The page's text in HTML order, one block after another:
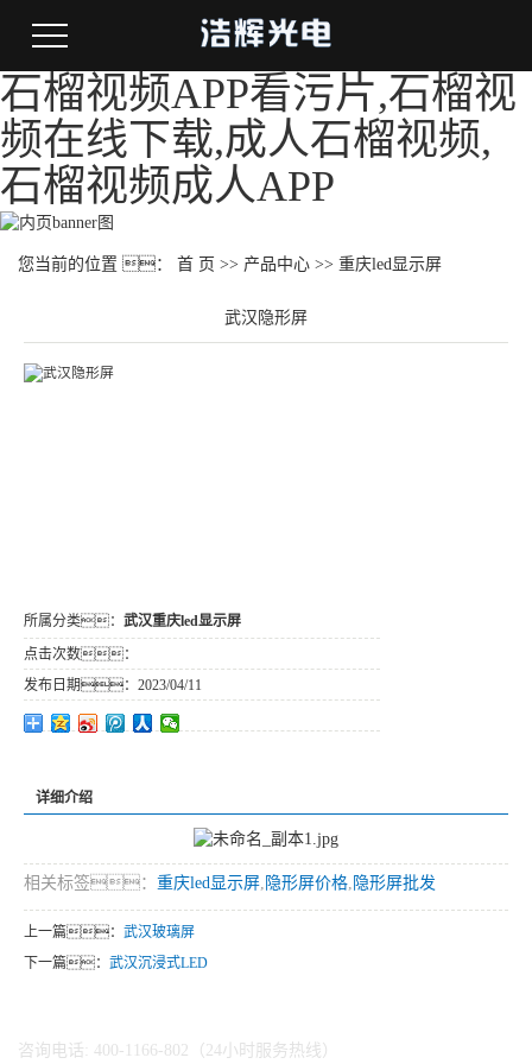
石榴视频APP看污片,石榴视
频在线下载,成人石榴视频,
石榴视频成人APP
您当前的位置 ： 首 页 >> 产品中心 >> 重庆led显示屏
武汉隐形屏
所属分类： 武汉重庆led显示屏
点击次数：
发布日期： 2023/04/11
详细介绍
相关标签： 重庆led显示屏 隐形屏价格 隐形屏批发
上一篇： 武汉玻璃屏
下一篇： 武汉沉浸式LED
咨询电话: 400-1166-802（24小时服务热线）